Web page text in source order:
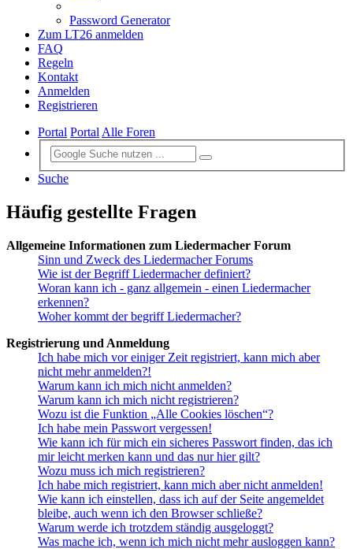
Password Generator
Zum LT26 anmelden
FAQ
Regeln
Kontakt
Anmelden
Registrieren
Portal PortalAlle Foren
Suche
Häufig gestellte Fragen
Allgemeine Informationen zum Liedermacher Forum
Sinn und Zweck des Liedermacher Forums
Wie ist der Begriff Liedermacher definiert?
Woran kann ich - ganz allgemein - einen Liedermacher
erkennen?
Woher kommt der begriff Liedermacher?
Registrierung und Anmeldung
Ich habe mich vor einiger Zeit registriert, kann mich aber
nicht mehr anmelden?!
Warum kann ich mich nicht anmelden?
Warum kann ich mich nicht registrieren?
Wozu ist die Funktion „Alle Cookies löschen“?
Ich habe mein Passwort vergessen!
Wie kann ich für mich ein sicheres Passwort finden, das ich
mir leicht merken kann und das nur hier gilt?
Wozu muss ich mich registrieren?
Ich habe mich registriert, kann mich aber nicht anmelden!
Wie kann ich einstellen, dass ich auf der Seite angemeldet
bleibe, auch wenn ich den Browser schließe?
Warum werde ich trotzdem ständig ausgeloggt?
Was mache ich, wenn ich mich nicht mehr ausloggen kann?